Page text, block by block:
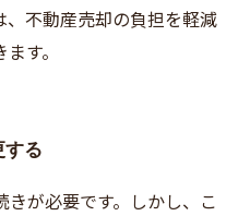
不動産売却の負担を軽減
す。
する
が必要です。しかし、こ